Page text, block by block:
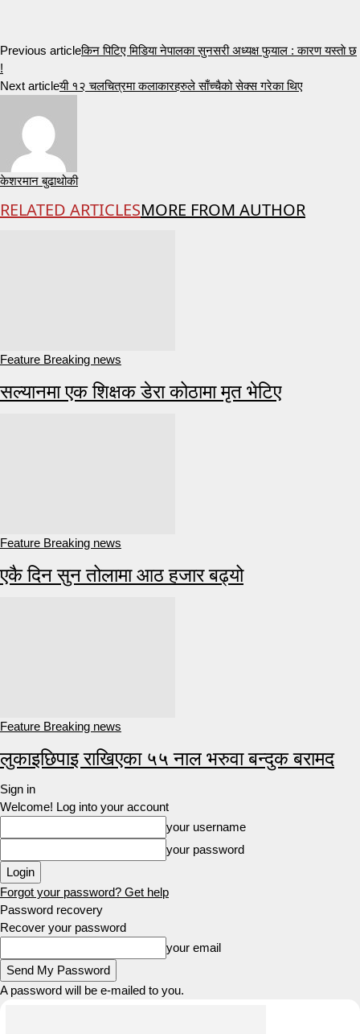
Previous articleकिन पिटिए मिडिया नेपालका सुनसरी अध्यक्ष फुयाल : कारण यस्ताे छ
!
Next articleयी १२ चलचित्रमा कलाकारहरुले साँच्चैको सेक्स गरेका थिए
केशरमान बुढाथोकी
RELATED ARTICLESMORE FROM AUTHOR
Feature Breaking news
सल्यानमा एक शिक्षक डेरा कोठामा मृत भेटिए
Feature Breaking news
एकै दिन सुन तोलामा आठ हजार बढ्यो
Feature Breaking news
लुकाइछिपाइ राखिएका ५५ नाल भरुवा बन्दुक बरामद
Sign in
Welcome! Log into your account
your username
your password
Forgot your password? Get help
Password recovery
Recover your password
your email
A password will be e-mailed to you.